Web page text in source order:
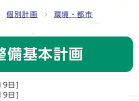
個別計画 環境・都市
備基本計画
日]
日]